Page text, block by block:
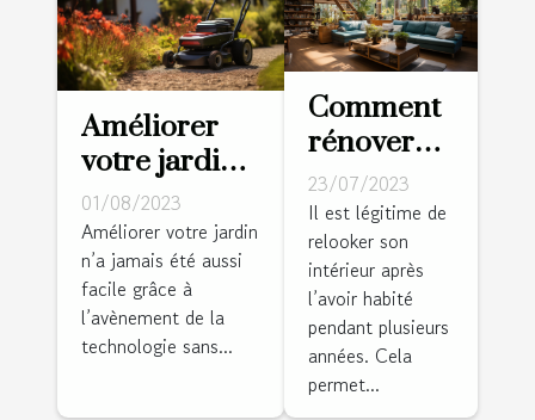
Améliorer
votre jardin
avec un
robot
tondeuse
sans fil
périphérique
01/08/2023
Améliorer votre jardin
n’a jamais été aussi
facile grâce à
l’avènement de la
technologie sans...
Comment
rénover
l'intérieur
de sa
maison ?
23/07/2023
Il est légitime de
relooker son
intérieur après
l’avoir habité
pendant plusieurs
années. Cela
permet...